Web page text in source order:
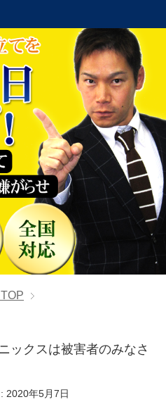
TOP
ックスは被害者のみなさ
2020年5月7日